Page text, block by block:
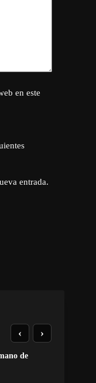
en este
entrada.
de
‹ ›